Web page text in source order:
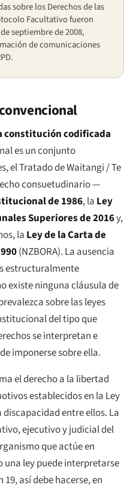
sobre los Derechos de las
Facultativo fueron
septiembre de 2008,
de comunicaciones
constitución codificada
es un conjunto
el Tratado de Waitangi /Te
consuetudinario —
de 1986, la Ley
Superiores de 2016y,
la Ley de la Carta de
(NZBORA). La ausencia
estructuralmente
existe ninguna cláusula de
sobre las leyes
del tipo que
se interpretan e
imponerse sobre ella.
el derecho a la libertad
establecidos en la Ley
entre ellos. La
ejecutivo y judicial del
que actúe en
una ley puede interpretarse
así debe hacerse, en